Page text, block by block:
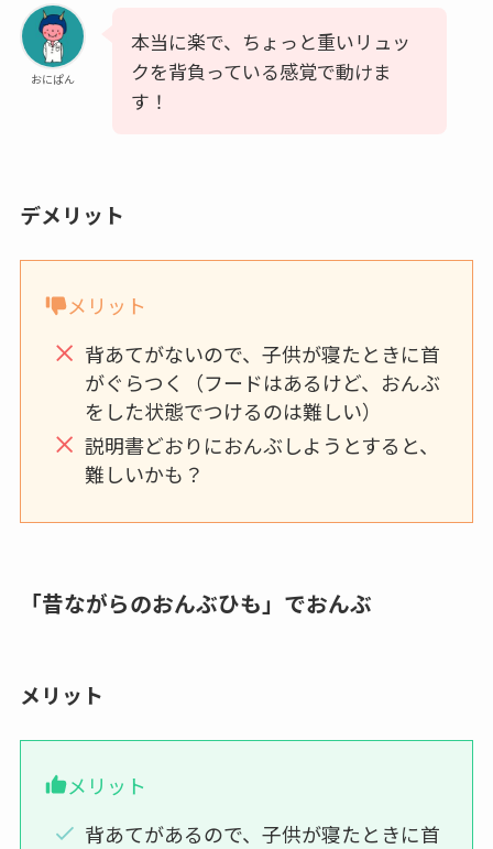
おにぱん
本当に楽で、ちょっと重いリュッ
クを背負っている感覚で動けま
す！
デメリット
メリット
背あてがないので、子供が寝たときに首
がぐらつく（フードはあるけど、おんぶ
をした状態でつけるのは難しい）
説明書どおりにおんぶしようとすると、
難しいかも？
「昔ながらのおんぶひも」でおんぶ
メリット
メリット
背あてがあるので、子供が寝たときに首